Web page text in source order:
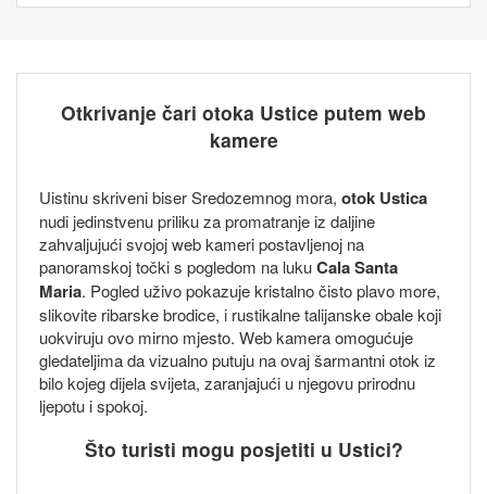
Otkrivanje čari otoka Ustice putem web
kamere
Uistinu skriveni biser Sredozemnog mora, otok Ustica
nudi jedinstvenu priliku za promatranje iz daljine
zahvaljujući svojoj web kameri postavljenoj na
panoramskoj točki s pogledom na lukuCala Santa
Maria. Pogled uživo pokazuje kristalno čisto plavo more,
slikovite ribarske brodice, i rustikalne talijanske obale koji
uokviruju ovo mirno mjesto. Web kamera omogućuje
gledateljima da vizualno putuju na ovaj šarmantni otok iz
bilo kojeg dijela svijeta, zaranjajući u njegovu prirodnu
ljepotu i spokoj.
Što turisti mogu posjetiti u Ustici?